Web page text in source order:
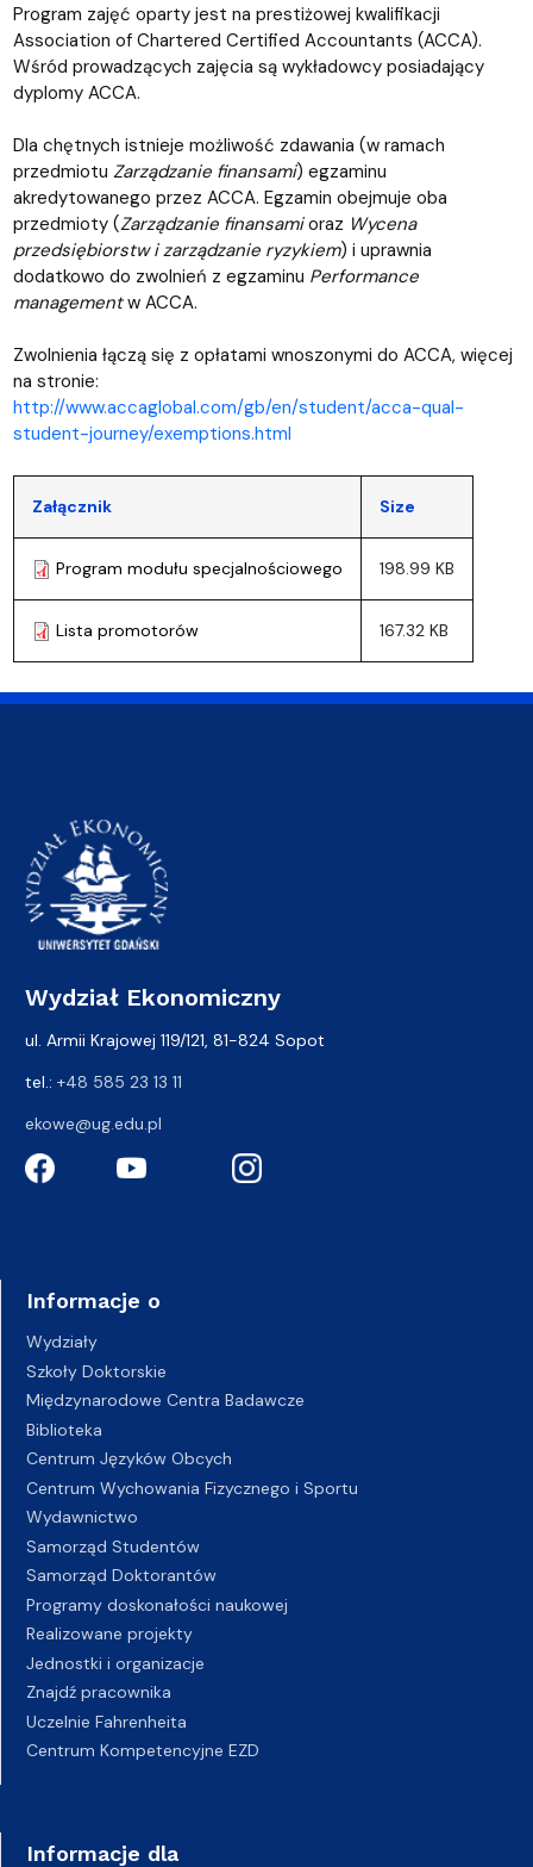
Program zajęć oparty jest na prestiżowej kwalifikacji
Association of Chartered Certified Accountants (ACCA).
Wśród prowadzących zajęcia są wykładowcy posiadający
dyplomy ACCA.
Dla chętnych istnieje możliwość zdawania (w ramach
przedmiotu Zarządzanie finansami) egzaminu
akredytowanego przez ACCA. Egzamin obejmuje oba
przedmioty (Zarządzanie finansamioraz Wycena
przedsiębiorstw i zarządzanie ryzykiem) i uprawnia
dodatkowo do zwolnień z egzaminu Performance
managementw ACCA.
Zwolnienia łączą się z opłatami wnoszonymi do ACCA, więcej
na stronie:
http://www.accaglobal.com/gb/en/student/acca-qual-
student-journey/exemptions.html
Załącznik Size
Program modułu specjalnościowego 198.99 KB
Lista promotorów 167.32 KB
Wydział Ekonomiczny
ul. Armii Krajowej 119/121, 81-824 Sopot
tel.: +48 585 23 13 11
ekowe@ug.edu.pl
Informacje o
Wydziały
Szkoły Doktorskie
Międzynarodowe Centra Badawcze
Biblioteka
Centrum Języków Obcych
Centrum Wychowania Fizycznego i Sportu
Wydawnictwo
Samorząd Studentów
Samorząd Doktorantów
Programy doskonałości naukowej
Realizowane projekty
Jednostki i organizacje
Znajdź pracownika
Uczelnie Fahrenheita
Centrum Kompetencyjne EZD
Informacje dla